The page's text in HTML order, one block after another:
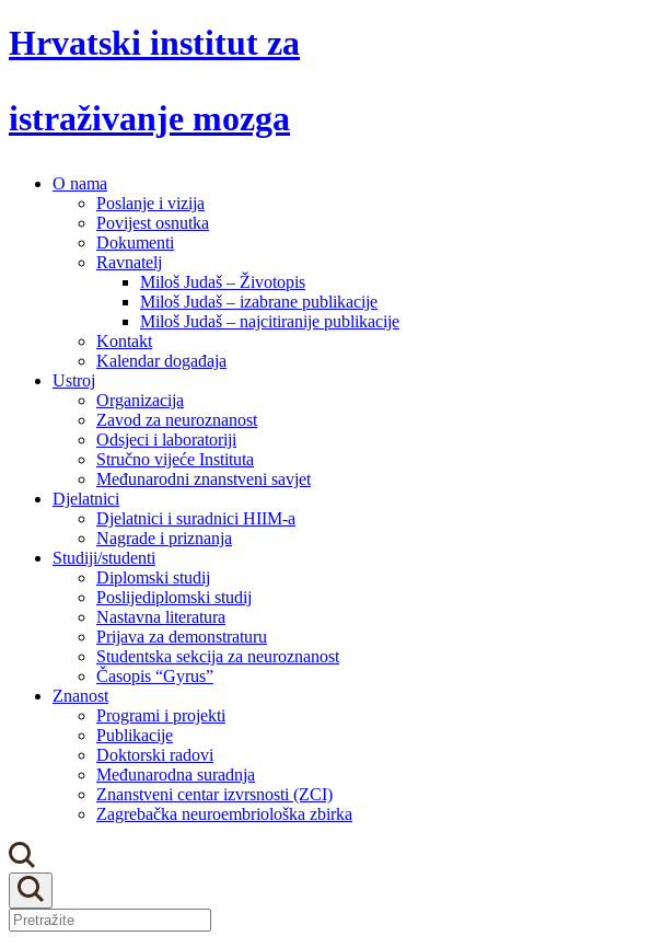
Hrvatski institut za
istraživanje mozga
O nama
Poslanje i vizija
Povijest osnutka
Dokumenti
Ravnatelj
Miloš Judaš – Životopis
Miloš Judaš – izabrane publikacije
Miloš Judaš – najcitiranije publikacije
Kontakt
Kalendar događaja
Ustroj
Organizacija
Zavod za neuroznanost
Odsjeci i laboratoriji
Stručno vijeće Instituta
Međunarodni znanstveni savjet
Djelatnici
Djelatnici i suradnici HIIM-a
Nagrade i priznanja
Studiji/studenti
Diplomski studij
Poslijediplomski studij
Nastavna literatura
Prijava za demonstraturu
Studentska sekcija za neuroznanost
Časopis “Gyrus”
Znanost
Programi i projekti
Publikacije
Doktorski radovi
Međunarodna suradnja
Znanstveni centar izvrsnosti (ZCI)
Zagrebačka neuroembriološka zbirka